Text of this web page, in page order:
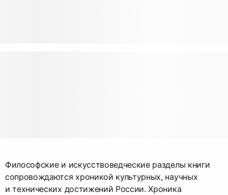
Философские и искусствоведческие разделы книги
сопровождаются хроникой культурных, научных
и технических достижений России. Хроника